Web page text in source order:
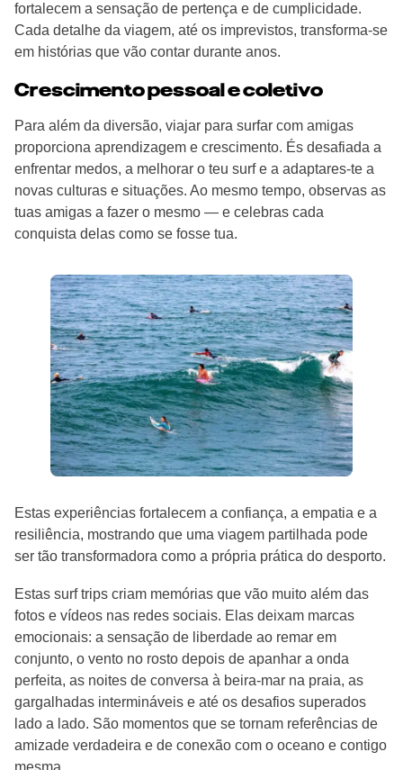
fortalecem a sensação de pertença e de cumplicidade.
Cada detalhe da viagem, até os imprevistos, transforma-se
em histórias que vão contar durante anos.
Crescimento pessoal e coletivo
Para além da diversão, viajar para surfar com amigas
proporciona aprendizagem e crescimento. És desafiada a
enfrentar medos, a melhorar o teu surf e a adaptares-te a
novas culturas e situações. Ao mesmo tempo, observas as
tuas amigas a fazer o mesmo — e celebras cada
conquista delas como se fosse tua.
Estas experiências fortalecem a confiança, a empatia e a
resiliência, mostrando que uma viagem partilhada pode
ser tão transformadora como a própria prática do desporto.
Estas surf trips criam memórias que vão muito além das
fotos e vídeos nas redes sociais. Elas deixam marcas
emocionais: a sensação de liberdade ao remar em
conjunto, o vento no rosto depois de apanhar a onda
perfeita, as noites de conversa à beira-mar na praia, as
gargalhadas intermináveis e até os desafios superados
lado a lado. São momentos que se tornam referências de
amizade verdadeira e de conexão com o oceano e contigo
mesma.